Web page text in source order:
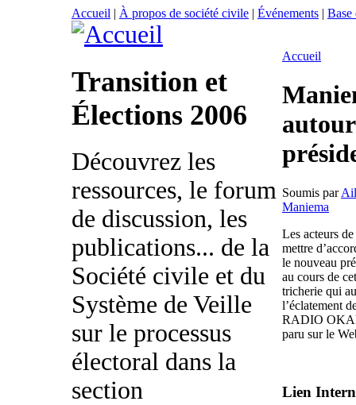
Accueil | À propos de société civile | Événements | Base
Transition et
Élections 2006
Découvrez les
ressources, le forum
de discussion, les
publications... de la
Société civile et du
Système de Veille
sur le processus
électoral dans la
section
Accueil
Soumis par
Maniema
Les acteurs
mettre
le nouveau
au cours de
tricherie qui
l’éclatement
RADIO
paru sur le
Lien